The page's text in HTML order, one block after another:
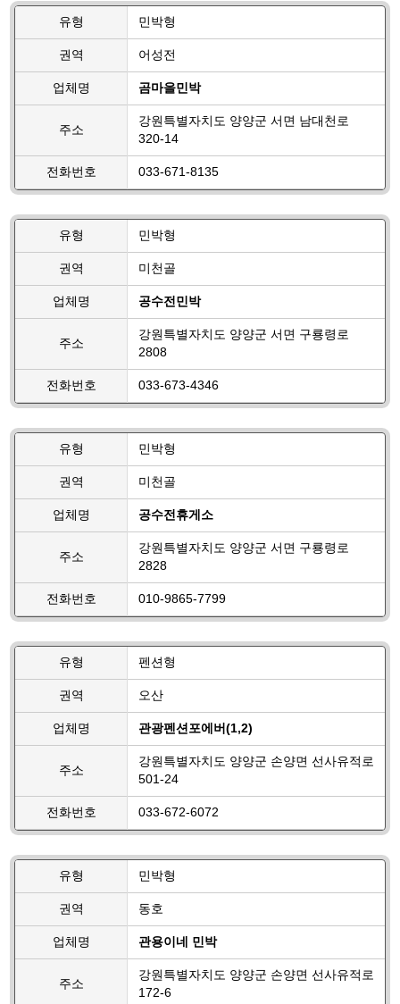
유형 민박형
권역 어성전
업체명 곰마을민박
주소
강원특별자치도 양양군 서면 남대천로
320-14
전화번호 033-671-8135
유형 민박형
권역 미천골
업체명 공수전민박
주소
강원특별자치도 양양군 서면 구룡령로
2808
전화번호 033-673-4346
유형 민박형
권역 미천골
업체명 공수전휴게소
주소
강원특별자치도 양양군 서면 구룡령로
2828
전화번호 010-9865-7799
유형 펜션형
권역 오산
업체명 관광펜션포에버(1,2)
주소
강원특별자치도 양양군 손양면 선사유적로
501-24
전화번호 033-672-6072
유형 민박형
권역 동호
업체명 관용이네 민박
주소
강원특별자치도 양양군 손양면 선사유적로
172-6